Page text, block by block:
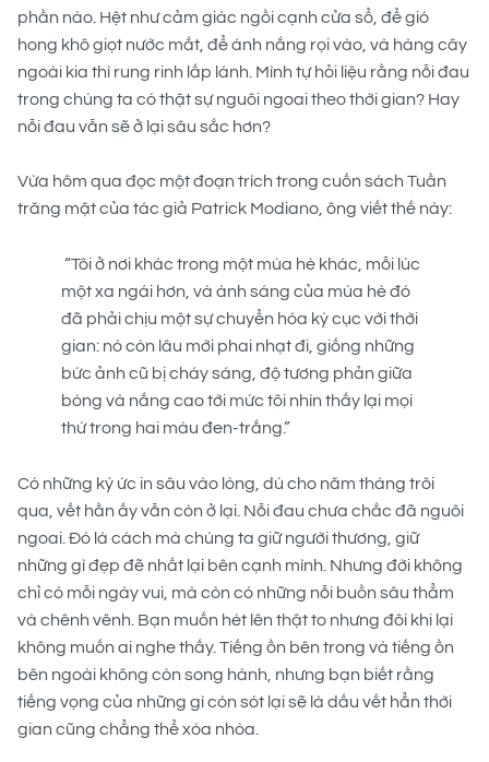
phần nào. Hệt như cảm giác ngồi cạnh cửa sổ, để gió
hong khô giọt nước mắt, để ánh nắng rọi vào, và hàng cây
ngoài kia thì rung rinh lấp lánh. Mình tự hỏi liệu rằng nỗi đau
trong chúng ta có thật sự nguôi ngoai theo thời gian? Hay
nỗi đau vẫn sẽ ở lại sâu sắc hơn?
Vừa hôm qua đọc một đoạn trích trong cuốn sách Tuần
trăng mật của tác giả Patrick Modiano, ông viết thế này:
“Tôi ở nơi khác trong một mùa hè khác, mỗi lúc
một xa ngái hơn, và ánh sáng của mùa hè đó
đã phải chịu một sự chuyển hóa kỳ cục với thời
gian: nó còn lâu mới phai nhạt đi, giống những
bức ảnh cũ bị cháy sáng, độ tương phản giữa
bóng và nắng cao tới mức tôi nhìn thấy lại mọi
thứ trong hai màu đen-trắng.”
Có những ký ức in sâu vào lòng, dù cho năm tháng trôi
qua, vết hằn ấy vẫn còn ở lại. Nỗi đau chưa chắc đã nguôi
ngoai. Đó là cách mà chúng ta giữ người thương, giữ
những gì đẹp đẽ nhất lại bên cạnh mình. Nhưng đời không
chỉ có mỗi ngày vui, mà còn có những nỗi buồn sâu thẳm
và chênh vênh. Bạn muốn hét lên thật to nhưng đôi khi lại
không muốn ai nghe thấy. Tiếng ồn bên trong và tiếng ồn
bên ngoài không còn song hành, nhưng bạn biết rằng
tiếng vọng của những gì còn sót lại sẽ là dấu vết hẳn thời
gian cũng chẳng thể xóa nhòa.